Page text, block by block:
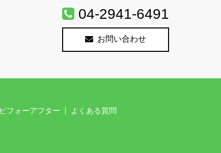
04-2941-6491
お問い合わせ
ビフォーアフター よくある質問